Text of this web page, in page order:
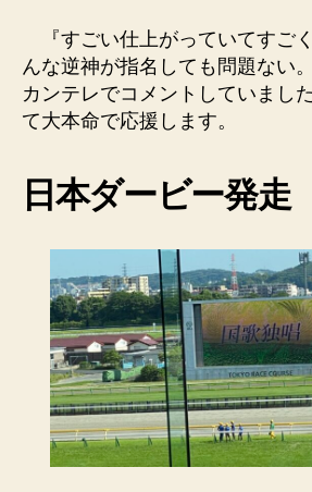
『すごい仕上がっていてすご
んな逆神が指名しても問題ない
カンテレでコメントしていまし
て大本命で応援します。
日本ダービー発走